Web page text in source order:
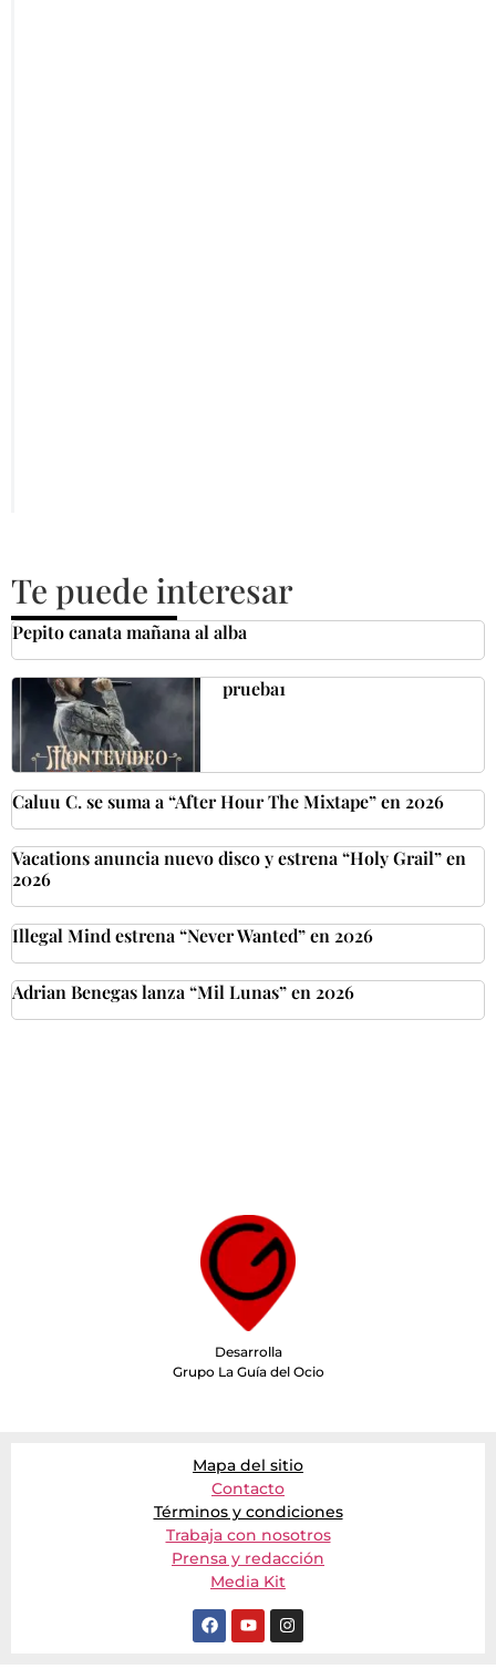
Te puede interesar
Pepito canata mañana al alba
prueba1
Caluu C. se suma a “After Hour The Mixtape” en 2026
Vacations anuncia nuevo disco y estrena “Holy Grail” en
2026
Illegal Mind estrena “Never Wanted” en 2026
Adrian Benegas lanza “Mil Lunas” en 2026
Desarrolla
Grupo La Guía del Ocio
Mapa del sitio
Contacto
Términos y condiciones
Trabaja con nosotros
Prensa y redacción
Media Kit